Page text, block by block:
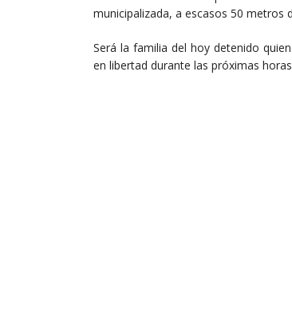
municipalizada, a escasos 50 metros
Será la familia del hoy detenido
en libertad durante las próximas horas.